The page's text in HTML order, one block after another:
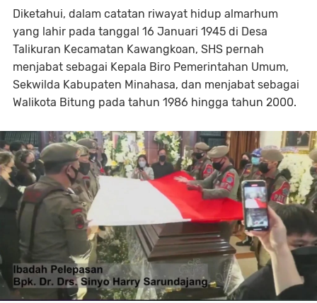
Diketahui, dalam catatan riwayat hidup almarhum
yang lahir pada tanggal 16 Januari 1945 di Desa
Talikuran Kecamatan Kawangkoan, SHS pernah
menjabat sebagai Kepala Biro Pemerintahan Umum,
Sekwilda Kabupaten Minahasa, dan menjabat sebagai
Walikota Bitung pada tahun 1986 hingga tahun 2000.